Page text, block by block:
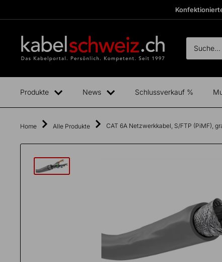
zum
Fertige
Boxen
anzeigen
kabelschweiz
Produkte News Schlussverkauf %
Home Alle Produkte CAT 6A Netzwerkkabel, S/FTP (PiMF),